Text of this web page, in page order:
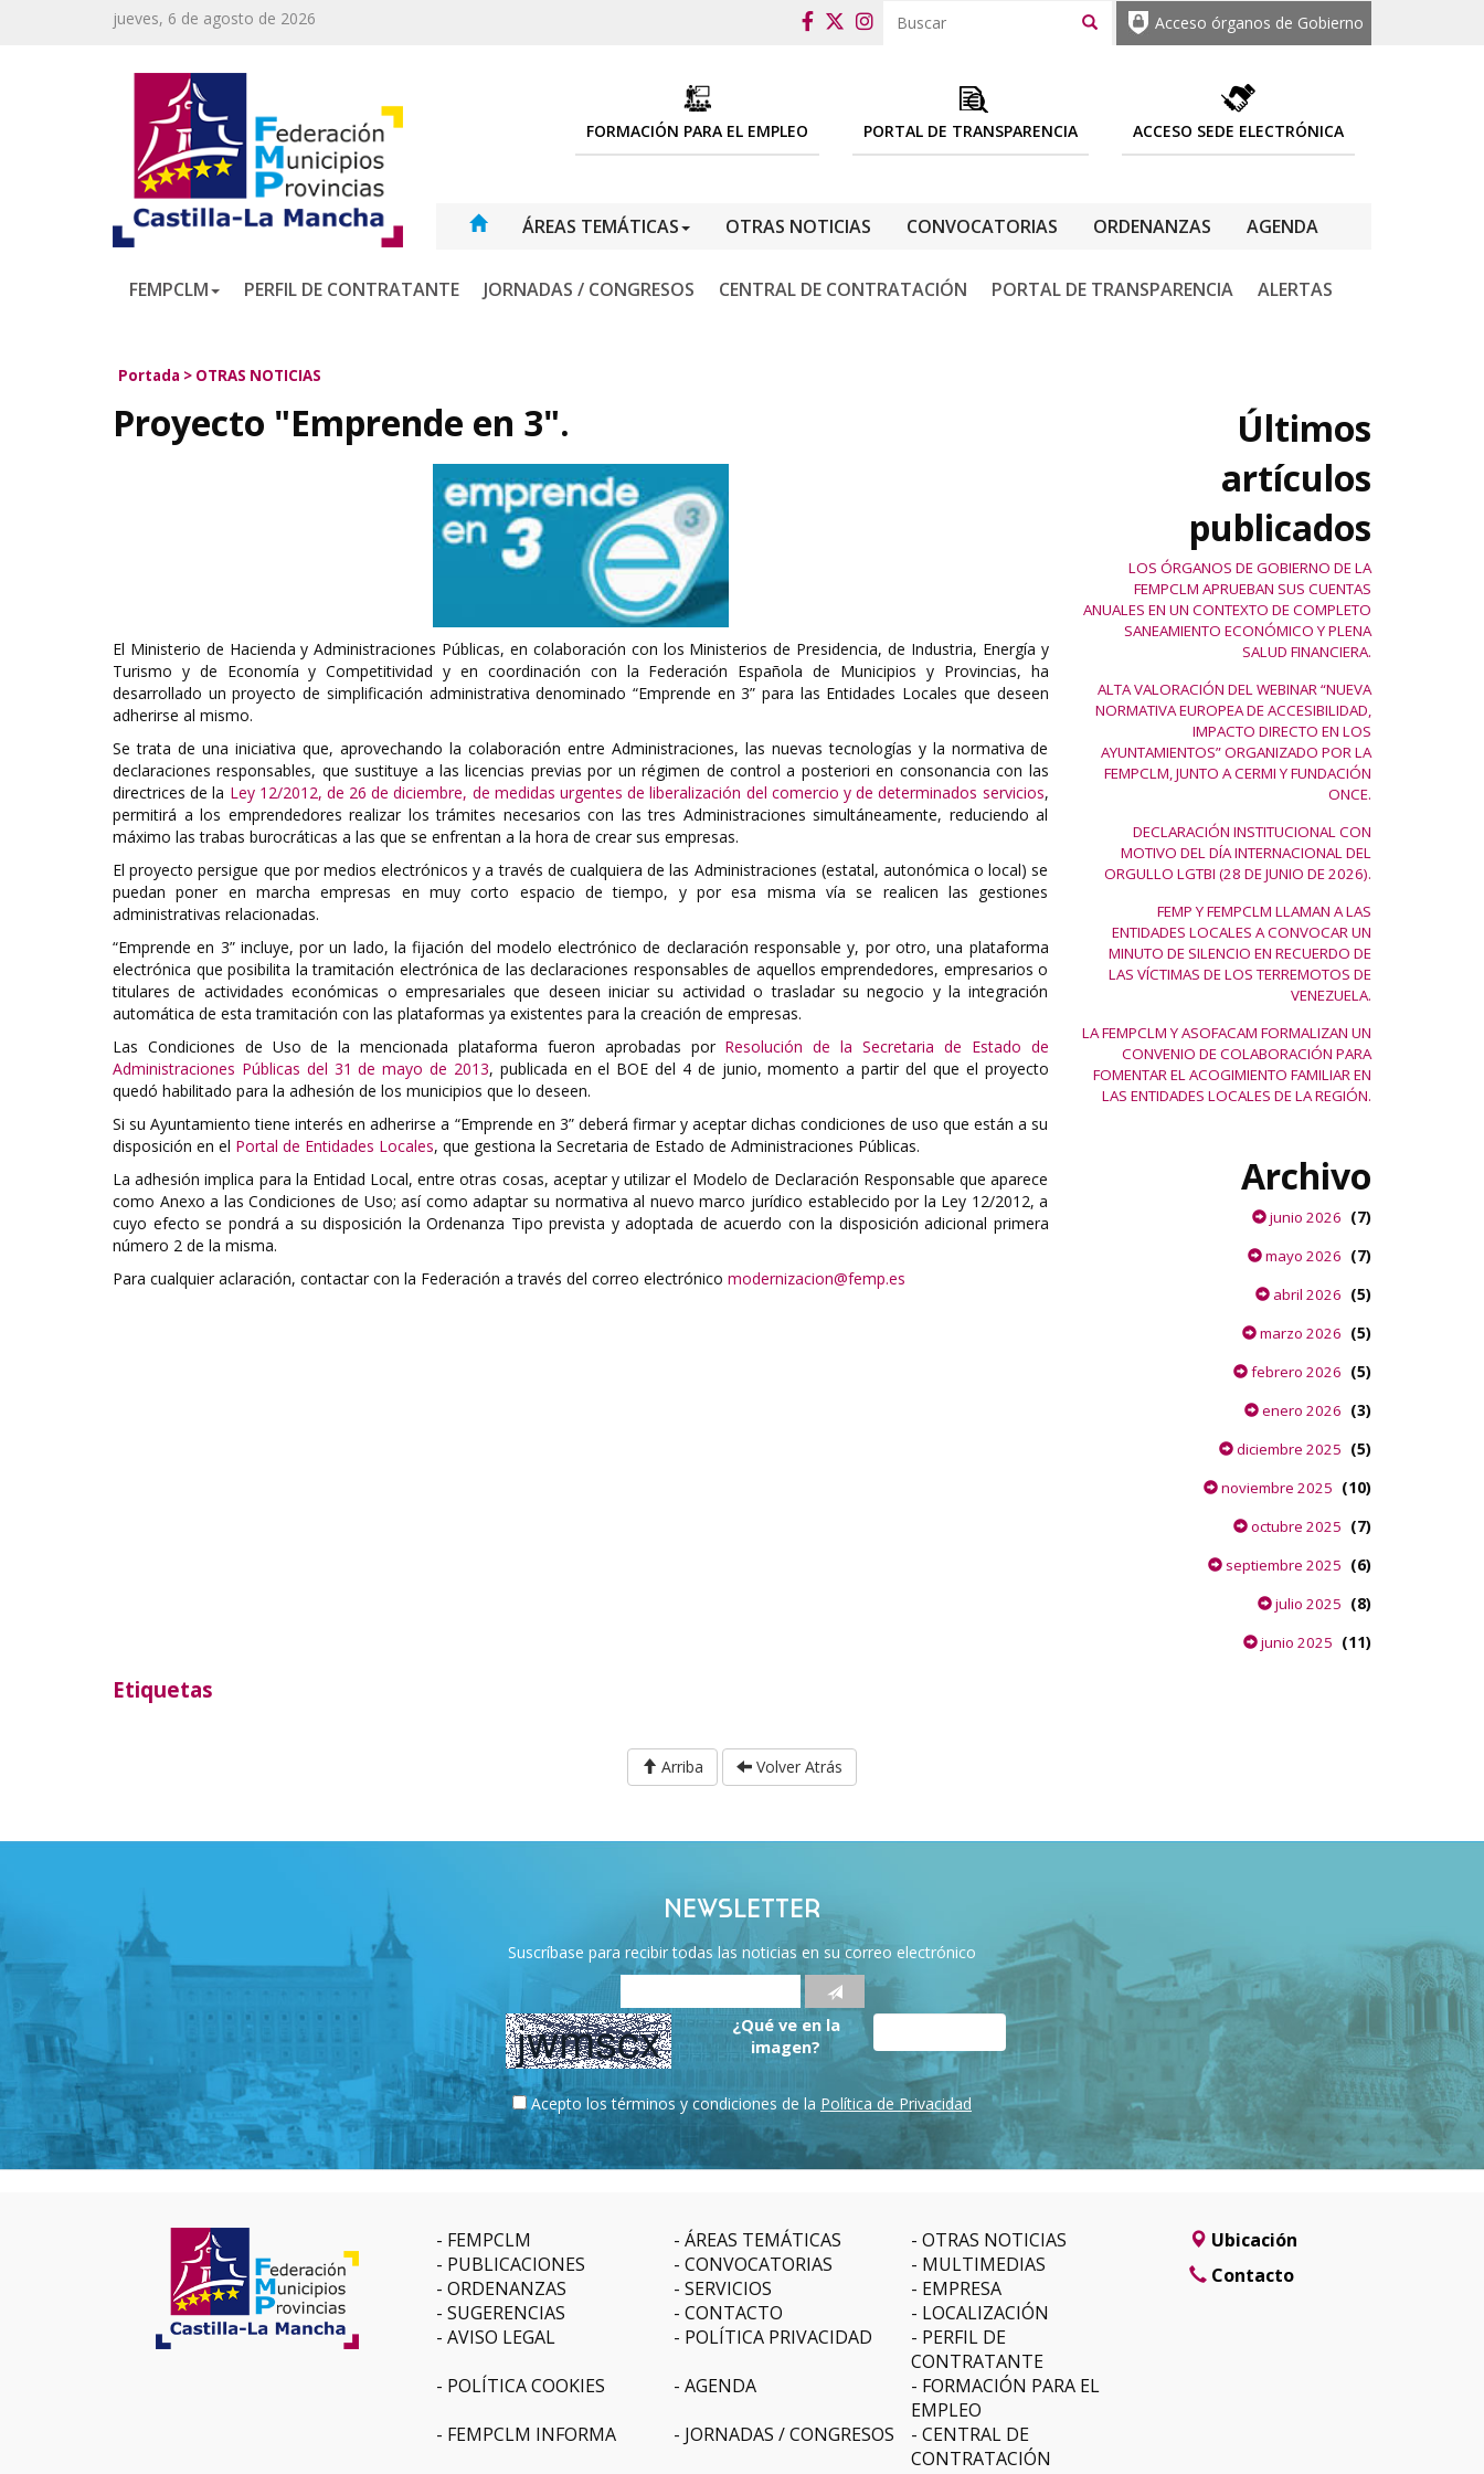
jueves, 6 de agosto de 2026 Acceso órganos de Gobierno
ACCESO SEDE ELECTRÓNICA
PORTAL DE TRANSPARENCIA
FORMACIÓN PARA EL EMPLEO
ÁREAS TEMÁTICAS OTRAS NOTICIAS CONVOCATORIAS ORDENANZAS AGENDA
FEMPCLM PERFIL DE CONTRATANTE JORNADAS / CONGRESOS CENTRAL DE CONTRATACIÓN PORTAL DE TRANSPARENCIA ALERTAS
Portada > OTRAS NOTICIAS
Proyecto "Emprende en 3".
El Ministerio de Hacienda y Administraciones Públicas, en colaboración con los Ministerios de Presidencia, de Industria, Energía y
Turismo y de Economía y Competitividad y en coordinación con la Federación Española de Municipios y Provincias, ha
desarrollado un proyecto de simplificación administrativa denominado “Emprende en 3” para las Entidades Locales que deseen
adherirse al mismo.
Se trata de una iniciativa que, aprovechando la colaboración entre Administraciones, las nuevas tecnologías y la normativa de
declaraciones responsables, que sustituye a las licencias previas por un régimen de control a posteriori en consonancia con las
directrices de la Ley 12/2012, de 26 de diciembre, de medidas urgentes de liberalización del comercio y de determinados servicios,
permitirá a los emprendedores realizar los trámites necesarios con las tres Administraciones simultáneamente, reduciendo al
máximo las trabas burocráticas a las que se enfrentan a la hora de crear sus empresas.
El proyecto persigue que por medios electrónicos y a través de cualquiera de las Administraciones (estatal, autonómica o local) se
puedan poner en marcha empresas en muy corto espacio de tiempo, y por esa misma vía se realicen las gestiones
administrativas relacionadas.
“Emprende en 3” incluye, por un lado, la fijación del modelo electrónico de declaración responsable y, por otro, una plataforma
electrónica que posibilita la tramitación electrónica de las declaraciones responsables de aquellos emprendedores, empresarios o
titulares de actividades económicas o empresariales que deseen iniciar su actividad o trasladar su negocio y la integración
automática de esta tramitación con las plataformas ya existentes para la creación de empresas.
Las Condiciones de Uso de la mencionada plataforma fueron aprobadas por Resolución de la Secretaria de Estado de
Administraciones Públicas del 31 de mayo de 2013, publicada en el BOE del 4 de junio, momento a partir del que el proyecto
quedó habilitado para la adhesión de los municipios que lo deseen.
Si su Ayuntamiento tiene interés en adherirse a “Emprende en 3” deberá firmar y aceptar dichas condiciones de uso que están a su
disposición en el Portal de Entidades Locales, que gestiona la Secretaria de Estado de Administraciones Públicas.
La adhesión implica para la Entidad Local, entre otras cosas, aceptar y utilizar el Modelo de Declaración Responsable que aparece
como Anexo a las Condiciones de Uso; así como adaptar su normativa al nuevo marco jurídico establecido por la Ley 12/2012, a
cuyo efecto se pondrá a su disposición la Ordenanza Tipo prevista y adoptada de acuerdo con la disposición adicional primera
número 2 de la misma.
Para cualquier aclaración, contactar con la Federación a través del correo electrónico modernizacion@femp.es
Últimos
artículos
publicados
LOS ÓRGANOS DE GOBIERNO DE LA
FEMPCLM APRUEBAN SUS CUENTAS
ANUALES EN UN CONTEXTO DE COMPLETO
SANEAMIENTO ECONÓMICO Y PLENA
SALUD FINANCIERA.
ALTA VALORACIÓN DEL WEBINAR “NUEVA
NORMATIVA EUROPEA DE ACCESIBILIDAD,
IMPACTO DIRECTO EN LOS
AYUNTAMIENTOS” ORGANIZADO POR LA
FEMPCLM, JUNTO A CERMI Y FUNDACIÓN
ONCE.
DECLARACIÓN INSTITUCIONAL CON
MOTIVO DEL DÍA INTERNACIONAL DEL
ORGULLO LGTBI (28 DE JUNIO DE 2026).
FEMP Y FEMPCLM LLAMAN A LAS
ENTIDADES LOCALES A CONVOCAR UN
MINUTO DE SILENCIO EN RECUERDO DE
LAS VÍCTIMAS DE LOS TERREMOTOS DE
VENEZUELA.
LA FEMPCLM Y ASOFACAM FORMALIZAN UN
CONVENIO DE COLABORACIÓN PARA
FOMENTAR EL ACOGIMIENTO FAMILIAR EN
LAS ENTIDADES LOCALES DE LA REGIÓN.
Archivo
junio 2026 (7)
mayo 2026 (7)
abril 2026 (5)
marzo 2026 (5)
febrero 2026 (5)
enero 2026 (3)
diciembre 2025 (5)
noviembre 2025 (10)
octubre 2025 (7)
septiembre 2025 (6)
julio 2025 (8)
junio 2025 (11)
Etiquetas
Arriba Volver Atrás
NEWSLETTER
Suscríbase para recibir todas las noticias en su correo electrónico
¿Qué ve en la
imagen?
Acepto los términos y condiciones de la Política de Privacidad
FEMPCLM ÁREAS TEMÁTICAS
OTRAS NOTICIAS
PUBLICACIONES
CONVOCATORIAS
MULTIMEDIAS
ORDENANZAS
SERVICIOS
EMPRESA
SUGERENCIAS
CONTACTO
LOCALIZACIÓN
AVISO LEGAL
POLÍTICA PRIVACIDAD
PERFIL DE
CONTRATANTE
POLÍTICA COOKIES
AGENDA
FORMACIÓN PARA EL
EMPLEO
FEMPCLM INFORMA
JORNADAS / CONGRESOS
CENTRAL DE
CONTRATACIÓN
Ubicación
Contacto